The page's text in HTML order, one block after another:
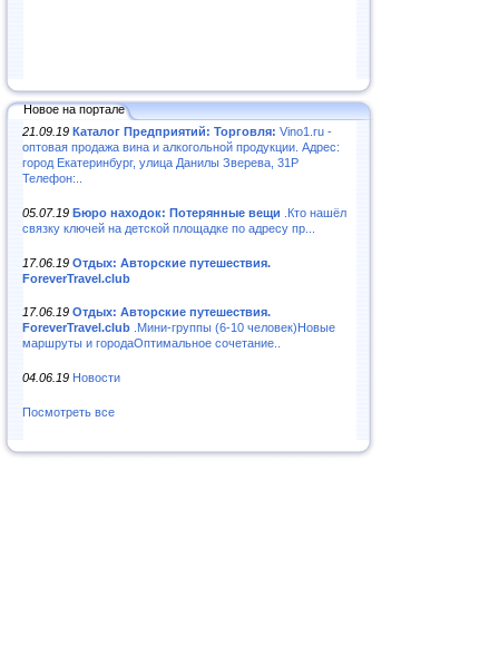
Новое на портале
21.09.19 Каталог Предприятий: Торговля: Vino1.ru -
оптовая продажа вина и алкогольной продукции. Адрес:
город Екатеринбург, улица Данилы Зверева, 31Р
Телефон:..
05.07.19 Бюро находок: Потерянные вещи .Кто нашёл
связку ключей на детской площадке по адресу пр...
17.06.19 Отдых: Авторские путешествия.
ForeverTravel.club
17.06.19 Отдых: Авторские путешествия.
ForeverTravel.club .Мини-группы (6-10 человек)Новые
маршруты и городаОптимальное сочетание..
04.06.19 Новости
Посмотреть все